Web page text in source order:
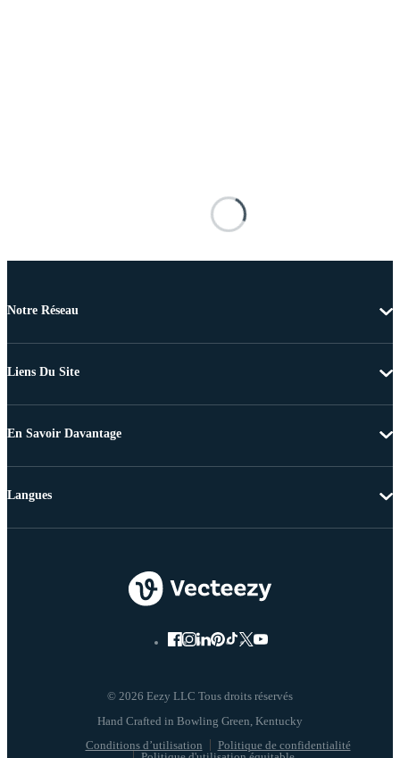
Notre Réseau
Liens Du Site
En Savoir Davantage
© 2026 Eezy LLC Tous droits réservés
Conditions d’utilisation
Politique de confidentialité
Langues